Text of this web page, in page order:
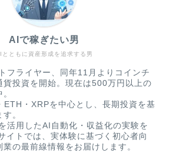
とともに資産形成を追求する男
AIで稼ぎたい男
フライヤー、同年11月よりコインチ
貨投資を開始。現在は500万円以上の
ETH・XRPを中心とし、長期投資を基
。
活用したAI自動化・収益化の実験を
イトでは、実体験に基づく初心者向
の最前線情報をお届けします。